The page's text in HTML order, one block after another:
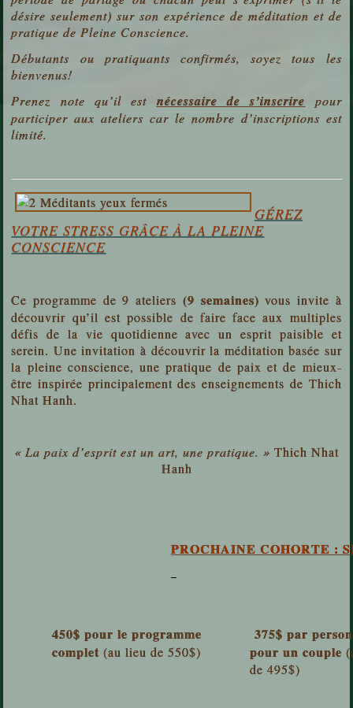
désire seulement) sur son expérience de méditation et de
pratique de Pleine Conscience.
Débutants ou pratiquants confirmés, soyez tous les
bienvenus!
Prenez note qu’il est nécessaire de s’inscrire
pour
participer aux ateliers car le nombre d’inscriptions est
limité.
GÉREZ
VOTRE STRESS GRÂCE À LA PLEINE
CONSCIENCE
Ce programme de 9 ateliers (9 semaines) vous invite à
découvrir qu’il est possible de faire face aux multiples
défis de la vie quotidienne avec un esprit paisible et
serein. Une invitation à découvrir la méditation basée sur
la pleine conscience, une pratique de paix et de mieux-
être inspirée principalement des enseignements de Thich
Nhat Hanh.
« La paix d’esprit est un art, une pratique. » Thich Nhat
Hanh
PROCHAINE COHORTE :
450$ pour le programme
complet(au lieu de 550$)
375$ par
pour un couple
de 495$)